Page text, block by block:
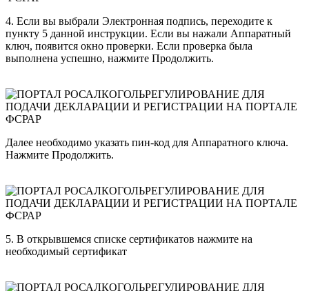
4. Если вы выбрали Электронная подпись, переходите к
пункту 5 данной инструкции. Если вы нажали Аппаратный
ключ, появится окно проверки. Если проверка была
выполнена успешно, нажмите Продолжить.
Далее необходимо указать пин-код для Аппаратного ключа.
Нажмите Продолжить.
5. В открывшемся списке сертификатов нажмите на
необходимый сертификат